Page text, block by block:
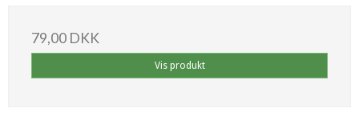
79,00 DKK
Vis produkt